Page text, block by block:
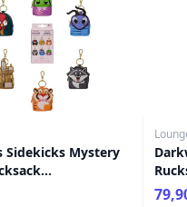
Sidekicks Mystery
Charm -